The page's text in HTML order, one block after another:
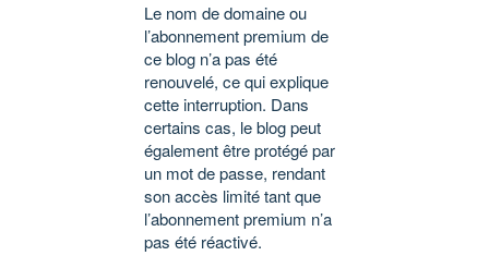
Le nom de domaine ou
l’abonnement premium de
ce blog n’a pas été
renouvelé, ce qui explique
cette interruption. Dans
certains cas, le blog peut
également être protégé par
un mot de passe, rendant
son accès limité tant que
l’abonnement premium n’a
pas été réactivé.